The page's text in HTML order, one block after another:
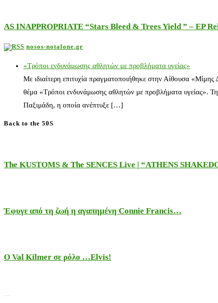
AS INAPPROPRIATE “Stars Bleed & Trees Yield ” – EP
nosos-notalone.gr
«Τρόποι ενδυνάμωσης αθλητών με προβλήματα υγείας»
Με ιδιαίτερη επιτυχία πραγματοποιήθηκε στην Αίθουσα
θέμα «Τρόποι ενδυνάμωσης αθλητών με προβλήματα υγείας».
Παξιμάδη, η οποία ανέπτυξε […]
Back to the 50S
The KUSTOMS & The SENCES Live | “ATHENS
Έφυγε από τη ζωή η αγαπημένη Connie Francis…
Ο Val Kilmer σε ρόλο …Elvis!